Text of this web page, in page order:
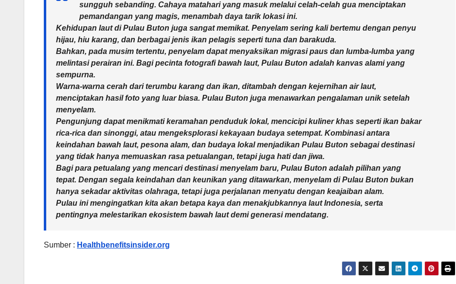
sungguh sebanding. Cahaya matahari yang masuk melalui celah-celah gua menciptakan
pemandangan yang magis, menambah daya tarik lokasi ini.
Kehidupan laut di Pulau Buton juga sangat memikat. Penyelam sering kali bertemu dengan penyu
hijau, hiu karang, dan berbagai jenis ikan pelagis seperti tuna dan barakuda.
Bahkan, pada musim tertentu, penyelam dapat menyaksikan migrasi paus dan lumba-lumba yang
melintasi perairan ini. Bagi pecinta fotografi bawah laut, Pulau Buton adalah kanvas alami yang
sempurna.
Warna-warna cerah dari terumbu karang dan ikan, ditambah dengan kejernihan air laut,
menciptakan hasil foto yang luar biasa. Pulau Buton juga menawarkan pengalaman unik setelah
menyelam.
Pengunjung dapat menikmati keramahan penduduk lokal, mencicipi kuliner khas seperti ikan bakar
rica-rica dan sinonggi, atau mengeksplorasi kekayaan budaya setempat. Kombinasi antara
keindahan bawah laut, pesona alam, dan budaya lokal menjadikan Pulau Buton sebagai destinasi
yang tidak hanya memuaskan rasa petualangan, tetapi juga hati dan jiwa.
Bagi para petualang yang mencari destinasi menyelam baru, Pulau Buton adalah pilihan yang
tepat. Dengan segala keindahan dan keunikan yang ditawarkan, menyelam di Pulau Buton bukan
hanya sekadar aktivitas olahraga, tetapi juga perjalanan menyatu dengan keajaiban alam.
Pulau ini mengingatkan kita akan betapa kaya dan menakjubkannya laut Indonesia, serta
pentingnya melestarikan ekosistem bawah laut demi generasi mendatang.
Sumber : Healthbenefitsinsider.org